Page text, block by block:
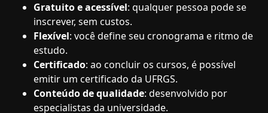
Gratuito e acessível: qualquer pessoa pode se
inscrever, sem custos.
Flexível: você define seu cronograma e ritmo de
estudo.
Certificado: ao concluir os cursos, é possível
emitir um certificado da UFRGS.
Conteúdo de qualidade: desenvolvido por
especialistas da universidade.